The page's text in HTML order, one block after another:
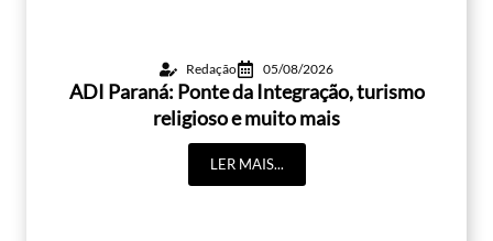
Redação 05/08/2026
ADI Paraná: Ponte da Integração, turismo
religioso e muito mais
LER MAIS...